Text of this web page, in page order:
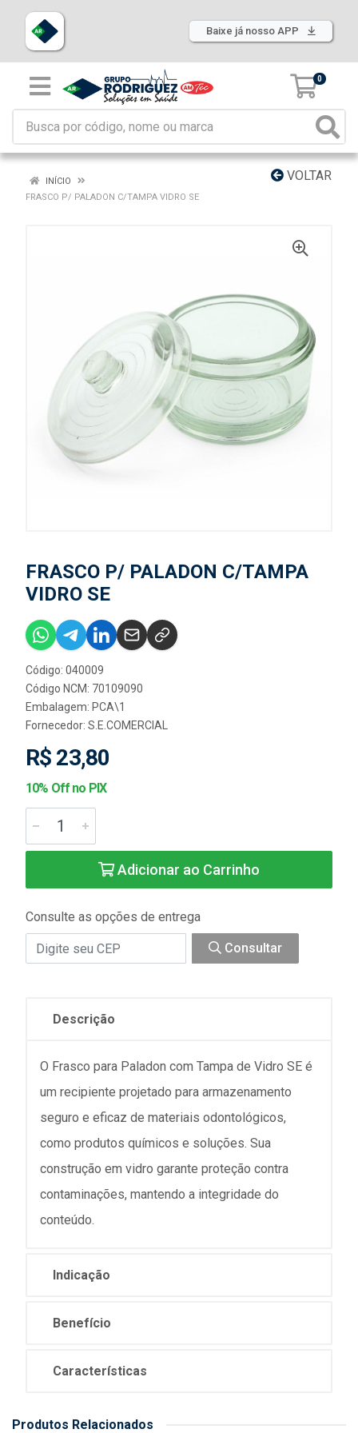
Baixe já nosso APP
0
VOLTAR
INÍCIO
FRASCO P/ PALADON C/TAMPA VIDRO SE
FRASCO P/ PALADON C/TAMPA
VIDRO SE
Código: 040009
Código NCM: 70109090
Embalagem: PCA\1
Fornecedor: S.E.COMERCIAL
R$ 23,80
10% Off no PIX
Adicionar ao Carrinho
Consulte as opções de entrega
Consultar
Descrição
O Frasco para Paladon com Tampa de Vidro SE é
um recipiente projetado para armazenamento
seguro e eficaz de materiais odontológicos,
como produtos químicos e soluções. Sua
construção em vidro garante proteção contra
contaminações, mantendo a integridade do
conteúdo.
Indicação
Benefício
Características
Produtos Relacionados